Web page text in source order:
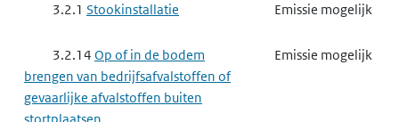
3.2.1 Stookinstallatie Emissie mogelijk
3.2.14 Op of in de bodem
brengen van bedrijfsafvalstoffen of
gevaarlijke afvalstoffen buiten
Emissie mogelijk